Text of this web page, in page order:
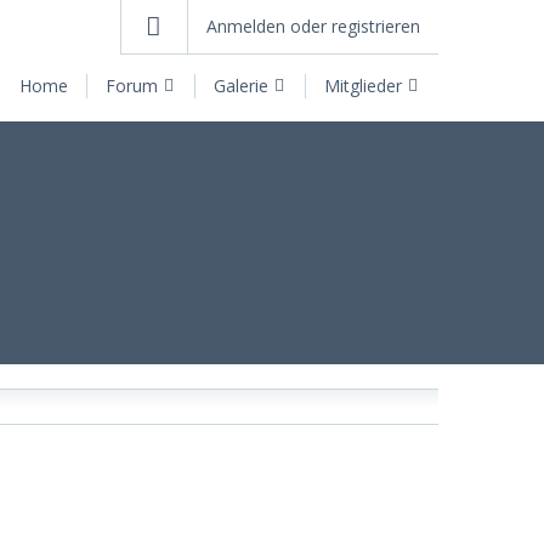
Home Forum Galerie Mitglieder
Anmelden oder registrieren